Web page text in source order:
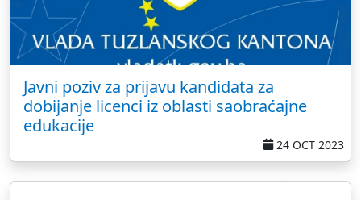
Javni poziv za prijavu kandidata za
dobijanje licenci iz oblasti saobraćajne
edukacije
24 OCT 2023